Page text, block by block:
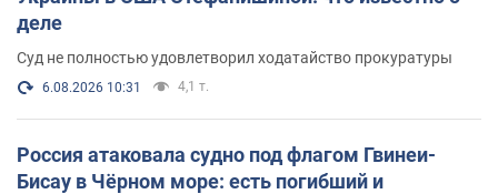
деле
Суд не полностью удовлетворил ходатайство прокуратуры
6.08.2026 10:31 4,1 т.
Россия атаковала судно под флагом Гвинеи-
Бисау в Чёрном море: есть погибший и